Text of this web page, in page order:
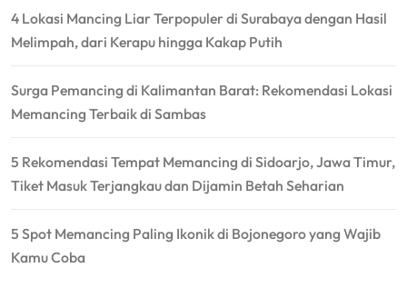
4 Lokasi Mancing Liar Terpopuler di Surabaya dengan Hasil
Melimpah, dari Kerapu hingga Kakap Putih
Surga Pemancing di Kalimantan Barat: Rekomendasi Lokasi
Memancing Terbaik di Sambas
5 Rekomendasi Tempat Memancing di Sidoarjo, Jawa Timur,
Tiket Masuk Terjangkau dan Dijamin Betah Seharian
5 Spot Memancing Paling Ikonik di Bojonegoro yang Wajib
Kamu Coba